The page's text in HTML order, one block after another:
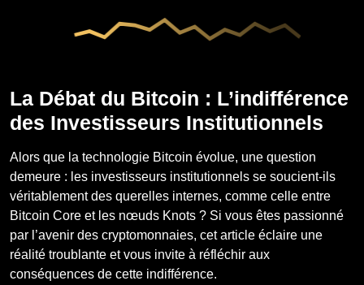
La Débat du Bitcoin : L’indifférence
des Investisseurs Institutionnels
Alors que la technologie Bitcoin évolue, une question
demeure : les investisseurs institutionnels se soucient-ils
véritablement des querelles internes, comme celle entre
Bitcoin Core et les nœuds Knots ? Si vous êtes passionné
par l’avenir des cryptomonnaies, cet article éclaire une
réalité troublante et vous invite à réfléchir aux
conséquences de cette indifférence.